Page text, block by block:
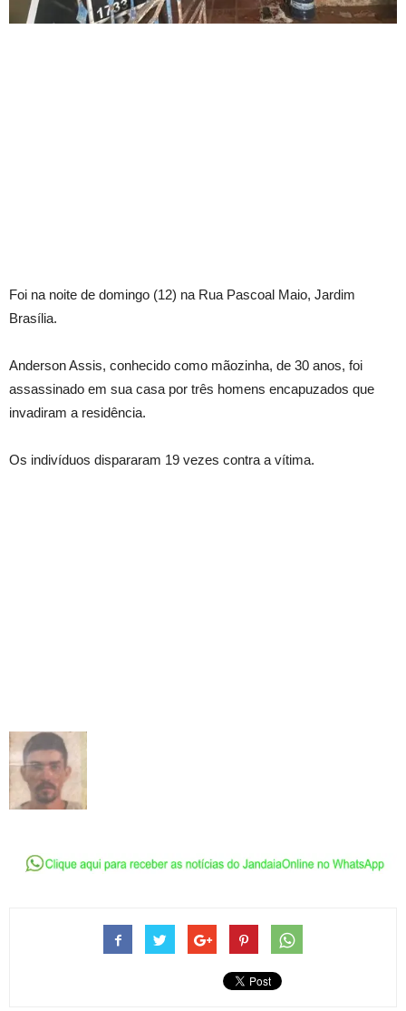
Foi na noite de domingo (12) na Rua Pascoal Maio, Jardim
Brasília.
Anderson Assis, conhecido como mãozinha, de 30 anos, foi
assassinado em sua casa por três homens encapuzados que
invadiram a residência.
Os indivíduos dispararam 19 vezes contra a vítima.